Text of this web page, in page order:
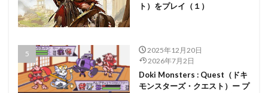
ト）をプレイ（１）
2025年12月20日
2026年7月2日
Doki Monsters : Quest（ドキ
モンスターズ・クエスト）ー プ